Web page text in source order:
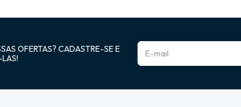
OFERTAS? CADASTRE-SE E